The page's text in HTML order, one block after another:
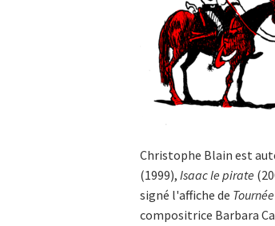
Christophe Blain est
(1999), Isaac le pirate
signé l'affiche de Tournée
compositrice Barbara